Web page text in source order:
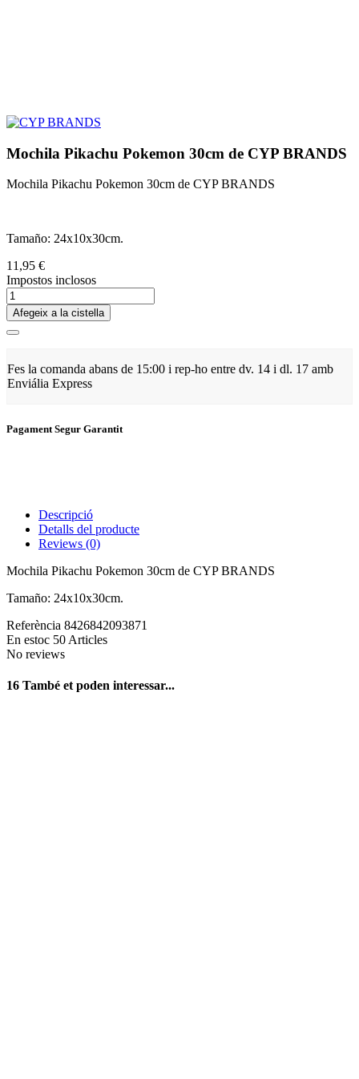
Mochila Pikachu Pokemon 30cm de CYP BRANDS
Mochila Pikachu Pokemon 30cm de CYP BRANDS
Tamaño: 24x10x30cm.
11,95 €
Impostos inclosos
Afegeix a la cistella
Fes la comanda abans de 15:00 i rep-ho entre dv. 14 i dl. 17 amb
Enviália Express
Pagament Segur Garantit
Descripció
Detalls del producte
Reviews (0)
Mochila Pikachu Pokemon 30cm de CYP BRANDS
Tamaño: 24x10x30cm.
Referència 8426842093871
En estoc 50 Articles
No reviews
16 També et poden interessar...